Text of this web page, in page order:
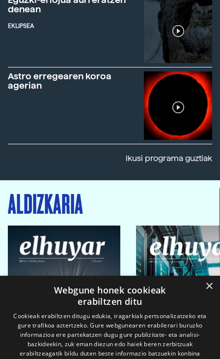
denean
EKLIPSEA
Astro erregearen koroa
agerian
Ikusi programa guztiak
ALDIZKARIA
×
Webgune honek cookieak
erabiltzen ditu
Cookieak erabiltzen ditugu edukia, iragarkiak pertsonalizatzeko eta
gure trafikoa aztertzeko. Gure webgunearen erabilerari buruzko
informazioa ere partekatzen dugu gure publizitate- eta analisi-
bazkideekin, zuk eman diezun edo haiek beren zerbitzuak
erabiltzeagatik bildu duten beste informazio batzuekin konbina